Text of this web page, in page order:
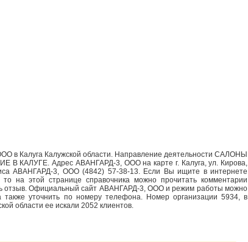
в Калуга Калужской области. Направление деятельности САЛОНЫ
КАЛУГЕ. Адрес АВАНГАРД-3, ООО на карте г. Калуга, ул. Кирова,
АВАНГАРД-3, ООО (4842) 57-38-13. Если Вы ищите в интернете
на этой странице справочника можно прочитать комментарии
отзыв. Официальный сайт АВАНГАРД-3, ООО и режим работы можно
также уточнить по номеру телефона. Номер организации 5934, в
области ее искали 2052 клиентов.